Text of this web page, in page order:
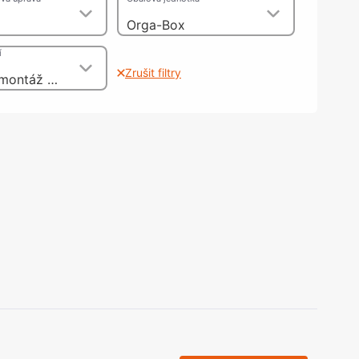
nohy, Nábytkové nohy a
nastavení
kování
kluzáky a kolečka
Orga-Box
např. pro montáž nábytkových úchytek a koulí, se závitovým pouzdrem jako 2dílný spojovací šroub Zrušit filtry